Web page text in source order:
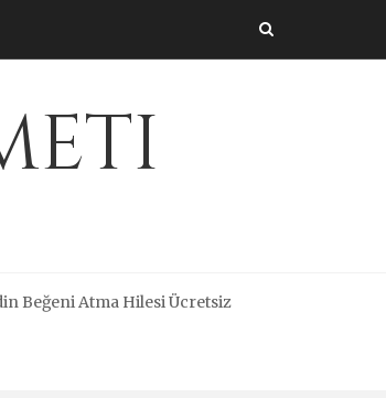
Beğeni Atma Hilesi Ücretsiz